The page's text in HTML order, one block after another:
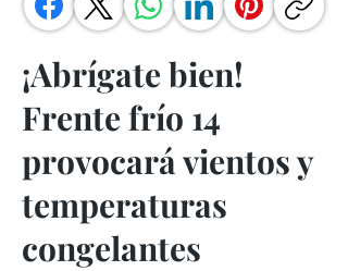
¡Abrígate bien!
Frente frío 14
provocará vientos y
temperaturas
congelantes